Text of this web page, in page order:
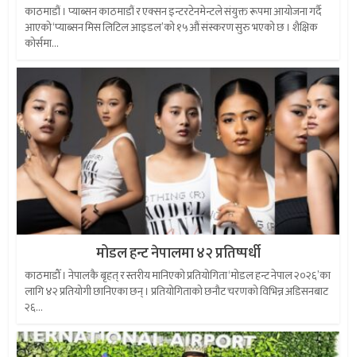
काठमाडौं । प्याब्सन काठमाडौं र एक्सन इन्टरटेनमेन्टले संयुक्त रूपमा आयोजना गर्दै
आएको ‘प्याब्सन मिस लिटिल आइडल’को १५औं संस्करण सुरु भएको छ । शैक्षिक
कोर्समा...
मोडल हन्ट नेपालमा ४२ प्रतिष्पर्धी
काठमाडौँ । नेपालकै बृहत् र स्तरीय मानिएको प्रतियोगिता ‘मोडल हन्ट नेपाल २०२६’का
लागि ४२ प्रतियोगी छानिएका छन् । प्रतियोगिताको छनौट चरणको विभिन्न अडिसनबाट
२६...